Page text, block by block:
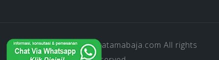
Copyright © 2019Pratamabaja.com All rights